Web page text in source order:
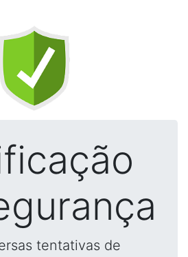
tentativas de